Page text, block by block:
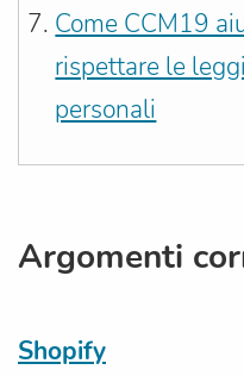
Come CCM19
rispettare le
personali
Argomenti
Shopify